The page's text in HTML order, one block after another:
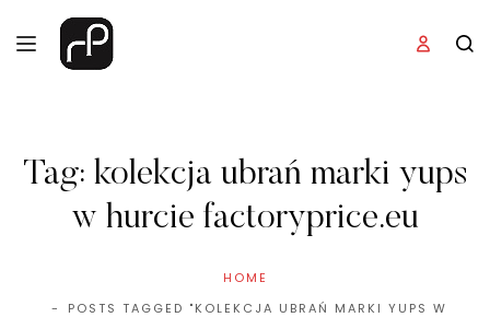
Tag: kolekcja ubrań marki yups
w hurcie factoryprice.eu
HOME
POSTS TAGGED "KOLEKCJA UBRAŃ MARKI YUPS W